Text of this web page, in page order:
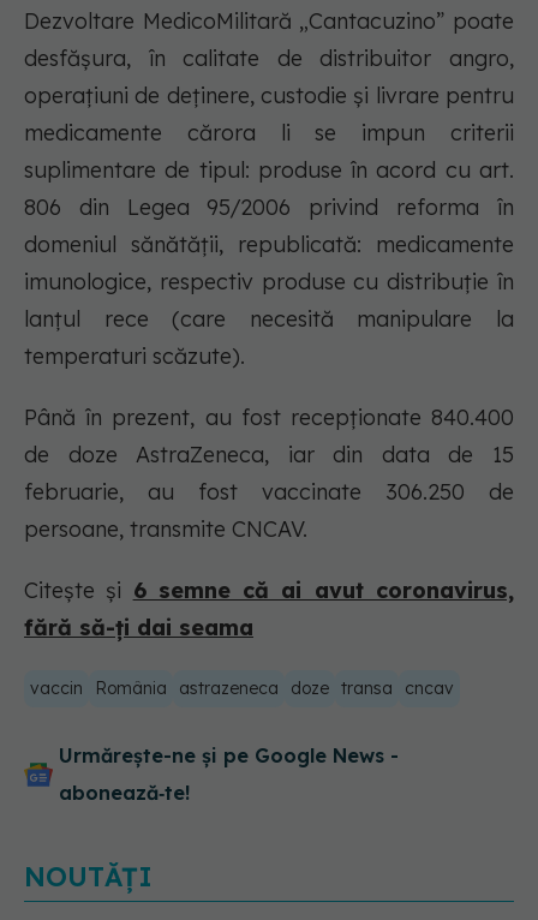
Dezvoltare MedicoMilitară „Cantacuzino” poate
desfășura, în calitate de distribuitor angro,
operațiuni de deținere, custodie și livrare pentru
medicamente cărora li se impun criterii
suplimentare de tipul: produse în acord cu art.
806 din Legea 95/2006 privind reforma în
domeniul sănătății, republicată: medicamente
imunologice, respectiv produse cu distribuție în
lanțul rece (care necesită manipulare la
temperaturi scăzute).
Până în prezent, au fost recepționate 840.400
de doze AstraZeneca, iar din data de 15
februarie, au fost vaccinate 306.250 de
persoane, transmite CNCAV.
Citește și 6 semne că ai avut coronavirus,
fără să-ți dai seama
vaccin România astrazeneca doze transa cncav
Urmărește-ne și pe Google News -
abonează‑te!
NOUTĂȚI